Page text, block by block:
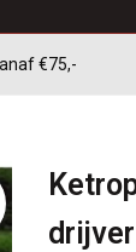
€75,-
drijver